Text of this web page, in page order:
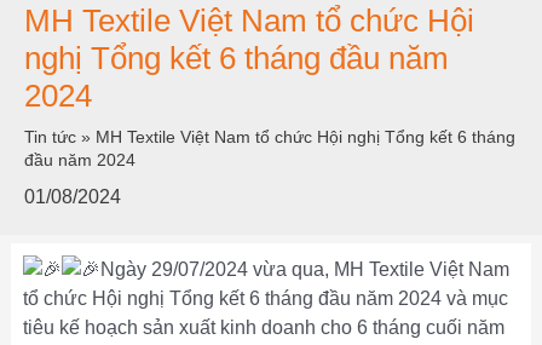
MH Textile Việt Nam tổ chức Hội
nghị Tổng kết 6 tháng đầu năm
2024
Tin tức » MH Textile Việt Nam tổ chức Hội nghị Tổng kết 6 tháng
đầu năm 2024
01/08/2024
Ngày 29/07/2024 vừa qua, MH Textile Việt Nam
tổ chức Hội nghị Tổng kết 6 tháng đầu năm 2024 và mục
tiêu kế hoạch sản xuất kinh doanh cho 6 tháng cuối năm